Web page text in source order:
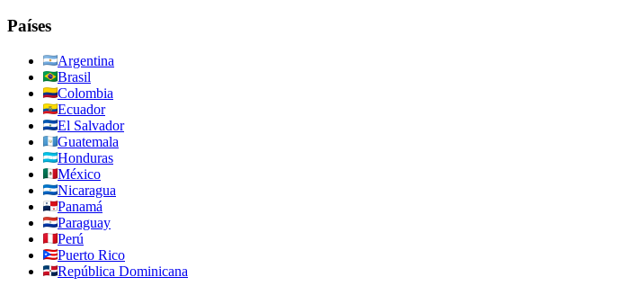
Países
Argentina
Brasil
Colombia
Ecuador
El Salvador
Guatemala
Honduras
México
Nicaragua
Panamá
Paraguay
Perú
Puerto Rico
República Dominicana